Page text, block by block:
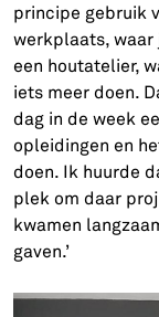
principe gebruik
werkplaats, waar
een houtatelier,
iets meer doen.
dag in de week
opleidingen en
doen. Ik huurde
plek om daar
kwamen
gaven.’